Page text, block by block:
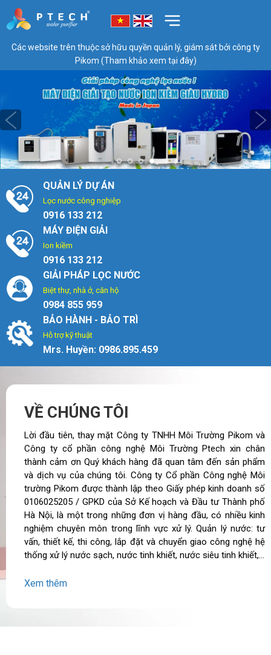
Các website trên thuộc sở hữu quyền quản lý, giám sát bởi công ty
Pikom (Tham khảo xem tại đây)
QUẢN LÝ DỰ ÁN
Lọc nước công nghiệp
0916 133 212
MÁY ĐIỆN GIẢI
Ion kiềm
0916 133 212
GIẢI PHÁP LỌC NƯỚC
Biệt thự, nhà ở, căn hộ
0984 855 959
BẢO HÀNH - BẢO TRÌ
Hỗ trợ kỹ thuật
Mrs. Huyền: 0986.895.459
VỀ CHÚNG TÔI
Lời đầu tiên, thay mặt Công ty TNHH Môi Trường Pikom và
Công ty cổ phần công nghệ Môi Trường Ptech xin chân
thành cảm ơn Quý khách hàng đã quan tâm đến sản phẩm
và dịch vụ của chúng tôi. Công ty Cổ phần Công nghệ Môi
trường Pikom được thành lập theo Giấy phép kinh doanh số
0106025205 / GPKD của Sở Kế hoạch và Đầu tư Thành phố
Hà Nội, là một trong những đơn vị hàng đầu, có nhiều kinh
nghiệm chuyên môn trong lĩnh vực xử lý. Quản lý nước: tư
vấn, thiết kế, thi công, lắp đặt và chuyển giao công nghệ hệ
thống xử lý nước sạch, nước tinh khiết, nước siêu tinh khiết,...
Xem thêm